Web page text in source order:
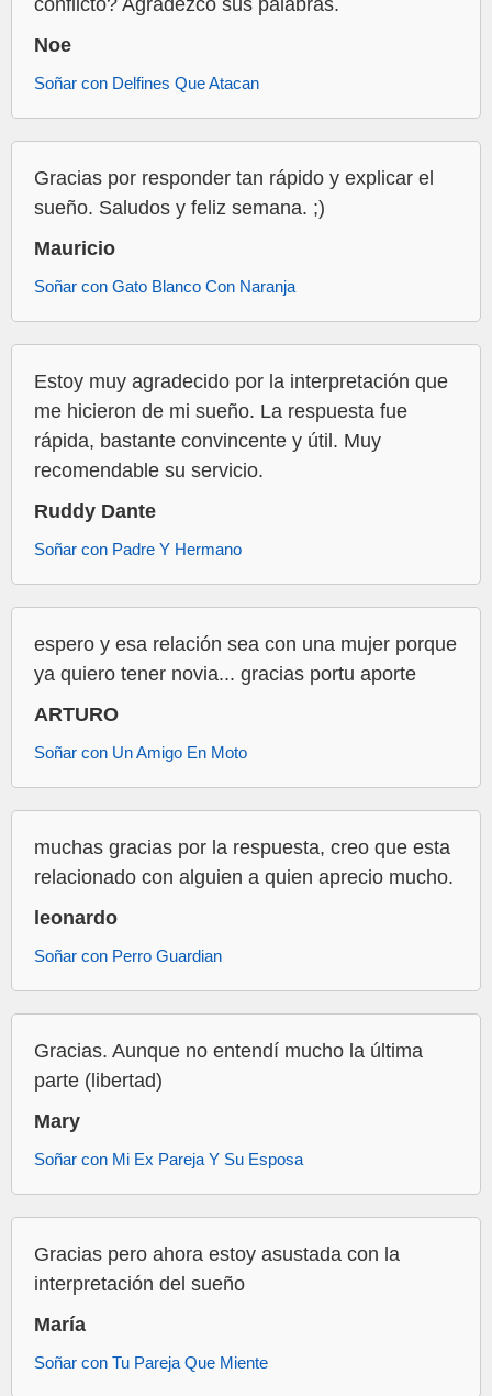
Noe
Soñar con Delfines Que Atacan
Gracias por responder tan rápido y explicar el
sueño. Saludos y feliz semana. ;)
Mauricio
Soñar con Gato Blanco Con Naranja
Estoy muy agradecido por la interpretación que
me hicieron de mi sueño. La respuesta fue
rápida, bastante convincente y útil. Muy
recomendable su servicio.
Ruddy Dante
Soñar con Padre Y Hermano
espero y esa relación sea con una mujer porque
ya quiero tener novia... gracias portu aporte
ARTURO
Soñar con Un Amigo En Moto
muchas gracias por la respuesta, creo que esta
relacionado con alguien a quien aprecio mucho.
leonardo
Soñar con Perro Guardian
Gracias. Aunque no entendí mucho la última
parte (libertad)
Mary
Soñar con Mi Ex Pareja Y Su Esposa
Gracias pero ahora estoy asustada con la
interpretación del sueño
María
Soñar con Tu Pareja Que Miente